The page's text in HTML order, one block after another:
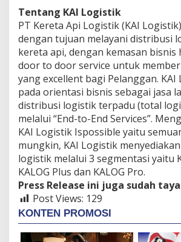
Tentang KAI Logistik
PT Kereta Api Logistik (KAI
dengan tujuan melayani distribusi
kereta api, dengan kemasan bisnis
door to door service untuk
yang excellent bagi Pelanggan.
pada orientasi bisnis sebagai jasa
distribusi logistik terpadu (total
melalui “End-to-End Services”.
KAI Logistik Ispossible yaitu
mungkin, KAI Logistik
logistik melalui 3 segmentasi yaitu
KALOG Plus dan KALOG Pro.
Press Release ini juga sudah
Post Views: 129